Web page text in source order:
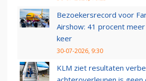
Bezoekersrecord voor
Airshow: 41 procent
keer
30-07-2026, 9:30
KLM ziet resultaten